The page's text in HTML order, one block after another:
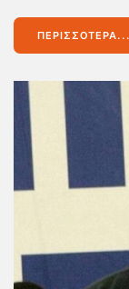
ΠΕΡΙΣΣΌΤΕΡΑ...